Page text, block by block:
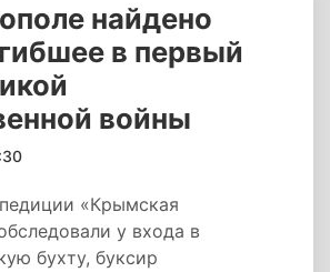
найдено
в первый
войны
«Крымская
у входа в
бухту, буксир